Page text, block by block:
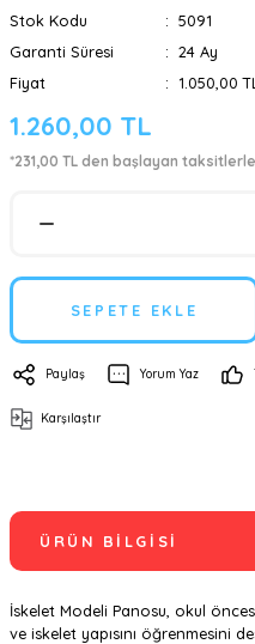
Stok Kodu
5091
Garanti Süresi
24 Ay
Fiyat
1.050,00
1.260,00 TL
*231,00 TL den başlayan
SEPETE EKLE
Paylaş Yorum Yaz
Karşılaştır
ÜRÜN BILGISI
İskelet Modeli Panosu, okul
ve iskelet yapısını öğrenmesini